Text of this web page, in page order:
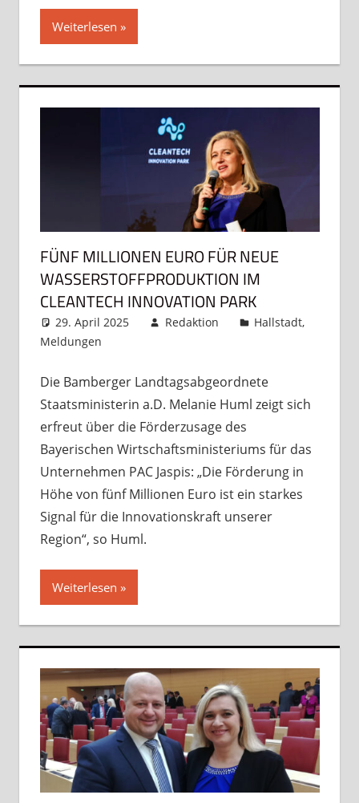
Weiterlesen
FÜNF MILLIONEN EURO FÜR NEUE
WASSERSTOFFPRODUKTION IM
CLEANTECH INNOVATION PARK
29. April 2025 Redaktion Hallstadt,
Meldungen
Die Bamberger Landtagsabgeordnete
Staatsministerin a.D. Melanie Huml zeigt sich
erfreut über die Förderzusage des
Bayerischen Wirtschaftsministeriums für das
Unternehmen PAC Jaspis: „Die Förderung in
Höhe von fünf Millionen Euro ist ein starkes
Signal für die Innovationskraft unserer
Region“, so Huml.
Weiterlesen